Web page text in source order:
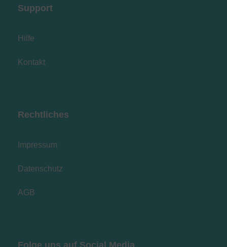
Support
Hilfe
Kontakt
Rechtliches
Impressum
Datenschutz
AGB
Folge uns auf Social Media